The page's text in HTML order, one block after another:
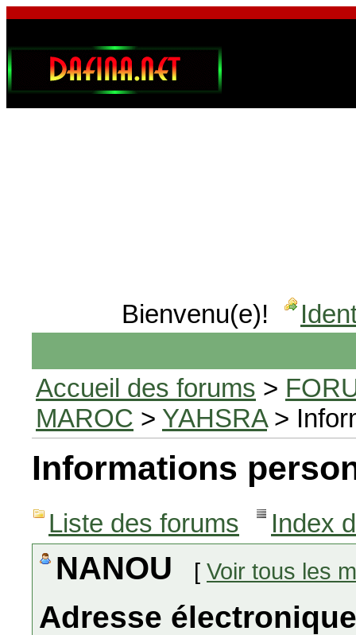
Bienvenu(e)!
Accueil des forums >
MAROC > YAHSRA>
Informations
Liste des forums Index
NANOU [ Voir tous les
Adresse